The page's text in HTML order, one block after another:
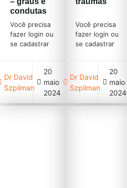
condutas
Você precisa
fazer login ou
se cadastrar
acima)
Dr David
Szpilman
20
maio
2024
Você precisa
fazer login ou
se cadastrar
acima)
Dr David
Szpilman
20
maio
2024